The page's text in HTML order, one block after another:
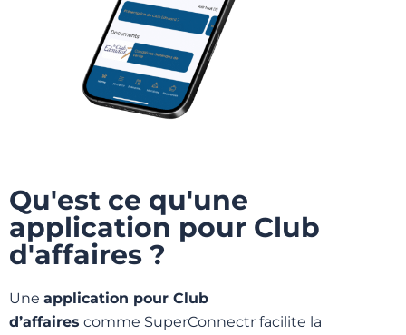
Qu'est ce qu'une
application pour Club
d'affaires ?
Une application pour Club
d’affaires comme SuperConnectr facilite la